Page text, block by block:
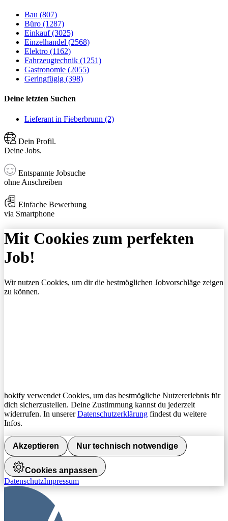
Bau (807)
Büro (1287)
Einkauf (3025)
Einzelhandel (2568)
Elektro (1162)
Fahrzeugtechnik (1251)
Gastronomie (2055)
Geringfügig (398)
Deine letzten Suchen
Lieferant in Fieberbrunn (2)
Dein Profil.
Deine Jobs.
Entspannte Jobsuche
ohne Anschreiben
Einfache Bewerbung
via Smartphone
Mit Cookies zum perfekten
Job!
Wir nutzen Cookies, um dir die bestmöglichen Jobvorschläge zeigen
zu können.
hokify verwendet Cookies, um das bestmögliche Nutzererlebnis für
dich sicherzustellen. Deine Zustimmung kannst du jederzeit
widerrufen. In unsererDatenschutzerklärung findest du weitere
Infos.
Akzeptieren Nur technisch notwendige
Cookies anpassen
DatenschutzImpressum